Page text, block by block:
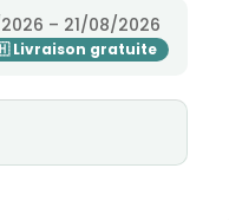
– 21/08/2026